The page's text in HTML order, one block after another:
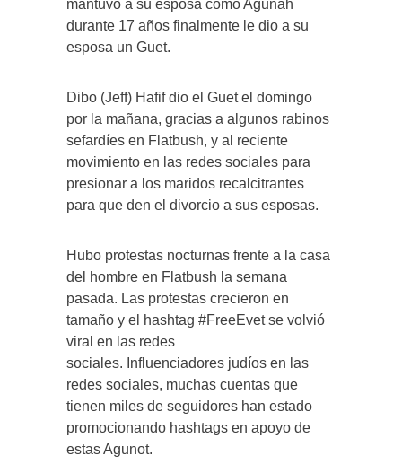
mantuvo a su esposa como Agunah
durante 17 años finalmente le dio a su
esposa un Guet.
Dibo (Jeff) Hafif dio el Guet el domingo
por la mañana, gracias a algunos rabinos
sefardíes en Flatbush, y al reciente
movimiento en las redes sociales para
presionar a los maridos recalcitrantes
para que den el divorcio a sus esposas.
Hubo protestas nocturnas frente a la casa
del hombre en Flatbush la semana
pasada. Las protestas crecieron en
tamaño y el hashtag #FreeEvet se volvió
viral en las redes
sociales. Influenciadores judíos en las
redes sociales, muchas cuentas que
tienen miles de seguidores han estado
promocionando hashtags en apoyo de
estas Agunot.